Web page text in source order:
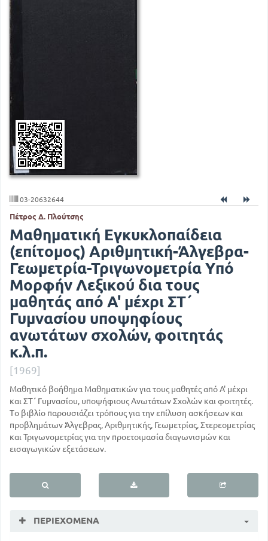
03-20632644
Πέτρος Δ. Πλούτσης
Μαθηματική Εγκυκλοπαίδεια
(επίτομος) Αριθμητική-Άλγεβρα-
Γεωμετρία-Τριγωνομετρία Υπό
Μορφήν Λεξικού δια τους
μαθητάς από Α' μέχρι ΣΤ΄
Γυμνασίου υποψηφίους
ανωτάτων σχολών, φοιτητάς
κ.λ.π.
[1969]
Μαθητικό βοήθημα Μαθηματικών για τους μαθητές από Α' μέχρι
και ΣΤ΄ Γυμνασίου, υποψήφιους Ανωτάτων Σχολών και φοιτητές.
Το βιβλίο παρουσιάζει τρόπους για την επίλυση ασκήσεων και
προβλημάτων Άλγεβρας, Αριθμητικής, Γεωμετρίας, Στερεομετρίας
και Τριγωνομετρίας για την προετοιμασία διαγωνισμών και
εισαγωγικών εξετάσεων.
ΠΕΡΙΕΧΌΜΕΝΑ